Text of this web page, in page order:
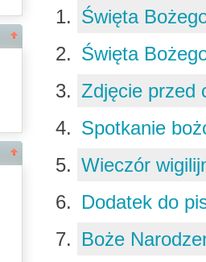
Święta
Święta
Zdjęcie przed
Spotkanie
Wieczór
Dodatek do
Boże